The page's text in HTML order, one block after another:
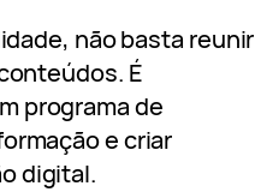
não basta reunir
É
programa de
e criar
digital.